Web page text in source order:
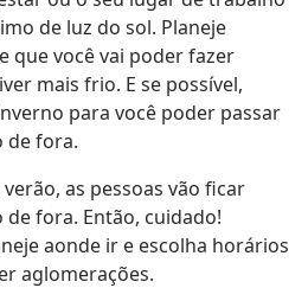
de luz do sol. Planeje
que você vai poder fazer
mais frio. E se possível,
para você poder passar
de fora.
as pessoas vão ficar
fora. Então, cuidado!
aonde ir e escolha horários
aglomerações.